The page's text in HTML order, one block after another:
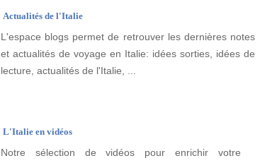
Actualités de l'Italie
L'espace blogs permet de retrouver les dernières notes
et actualités de voyage en Italie: idées sorties, idées de
lecture, actualités de l'Italie, ...
L'Italie en vidéos
Notre sélection de vidéos pour enrichir votre